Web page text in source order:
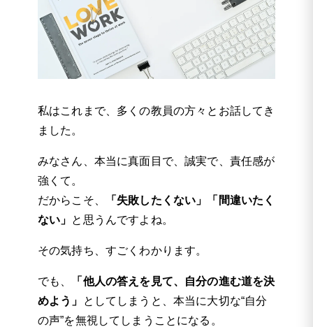
私はこれまで、多くの教員の方々とお話してき
ました。
みなさん、本当に真面目で、誠実で、責任感が
強くて。
だからこそ、
「失敗したくない」「間違いたく
ない」 と思うんですよね。
その気持ち、すごくわかります。
でも、
「他人の答えを見て、自分の進む道を決
めよう」
としてしまうと、本当に大切な“自分
の声”を無視してしまうことになる。